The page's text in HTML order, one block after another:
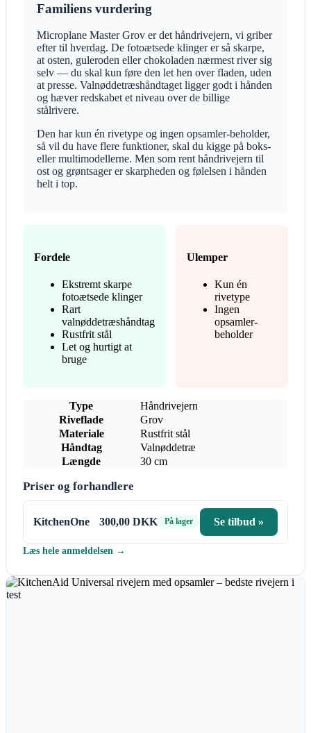
Familiens vurdering
Microplane Master Grov er det håndrivejern, vi griber
efter til hverdag. De fotoætsede klinger er så skarpe,
at osten, guleroden eller chokoladen nærmest river sig
selv — du skal kun føre den let hen over fladen, uden
at presse. Valnøddetræshåndtaget ligger godt i hånden
og hæver redskabet et niveau over de billige
stålrivere.
Den har kun én rivetype og ingen opsamler-beholder,
så vil du have flere funktioner, skal du kigge på boks-
eller multimodellerne. Men som rent håndrivejern til
ost og grøntsager er skarpheden og følelsen i hånden
helt i top.
Fordele
Ekstremt skarpe
fotoætsede klinger
Rart
valnøddetræshåndtag
Rustfrit stål
Let og hurtigt at
bruge
Ulemper
Kun én
rivetype
Ingen
opsamler-
beholder
Type
Håndrivejern
Riveflade
Grov
Materiale
Rustfrit stål
Håndtag
Valnøddetræ
Længde
30 cm
Priser og forhandlere
KitchenOne 300,00 DKK På lager Se tilbud »
Læs hele anmeldelsen →